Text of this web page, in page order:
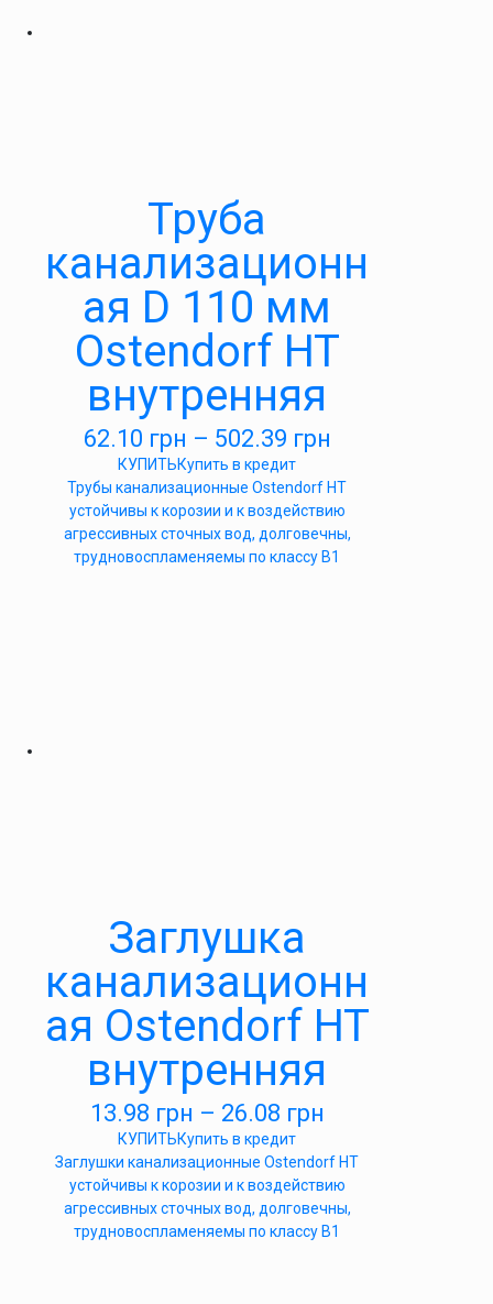
Труба
канализационн
ая D 110 мм
Ostendorf HT
внутренняя
62.10 грн – 502.39 грн
КУПИТЬКупить в кредит
Трубы канализационные Ostendorf HT
устойчивы к корозии и к воздействию
агрессивных сточных вод, долговечны,
трудновоспламеняемы по классу B1
Заглушка
канализационн
ая Ostendorf HT
внутренняя
13.98 грн – 26.08 грн
КУПИТЬКупить в кредит
Заглушки канализационные Ostendorf HT
устойчивы к корозии и к воздействию
агрессивных сточных вод, долговечны,
трудновоспламеняемы по классу B1